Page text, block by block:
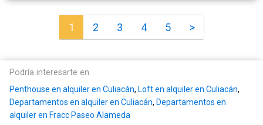
1 2 3 4 5 >
Podría interesarte en
Penthouse en alquiler en Culiacán, Loft en alquiler en Culiacán,
Departamentos en alquiler en Culiacán, Departamentos en
alquiler en Fracc Paseo Alameda